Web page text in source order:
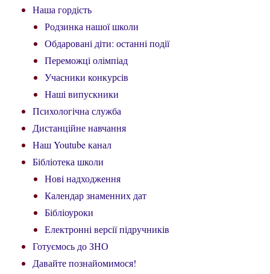
Наша гордість
Родзинка нашої школи
Обдаровані діти: останні події
Переможці олімпіад
Учасники конкурсів
Наші випускники
Психологічна служба
Дистанційне навчання
Наш Youtube канал
Бібліотека школи
Нові надходження
Календар знаменних дат
Бібліоуроки
Електронні версії підручників
Готуємось до ЗНО
Давайте познайомимося!